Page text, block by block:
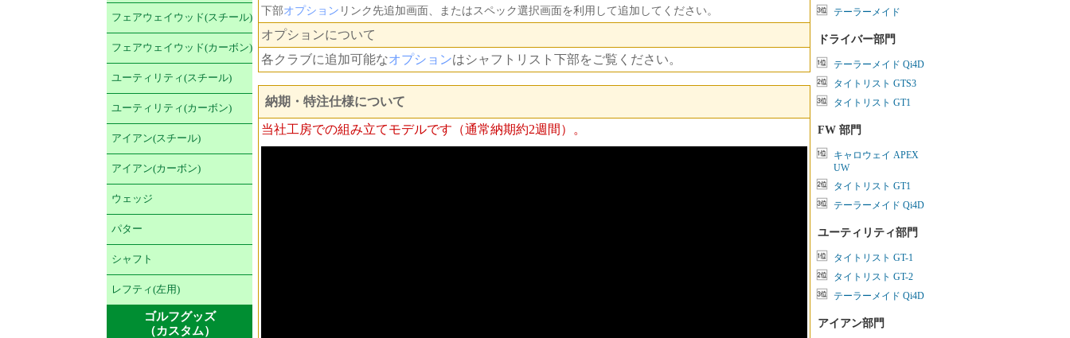
フェアウェイウッド(スチール)
フェアウェイウッド(カーボン)
ユーティリティ(スチール)
ユーティリティ(カーボン)
アイアン(スチール)
アイアン(カーボン)
ウェッジ
パター
シャフト
レフティ(左用)
ゴルフグッズ
（カスタム）
下部オプション リンク先追加画面、またはスペック選択画面を利用して追加してください。
オプションについて
各クラブに追加可能なオプションはシャフトリスト下部をご覧ください。
納期・特注仕様について
当社工房での組み立てモデルです（通常納期約2週間）。
テーラーメイド
ドライバー部門
テーラーメイド Qi4D
タイトリスト GTS3
タイトリスト GT1
FW 部門
キャロウェイ APEX
UW
タイトリスト GT1
テーラーメイド Qi4D
ユーティリティ部門
タイトリスト GT-1
タイトリスト GT-2
テーラーメイド Qi4D
アイアン部門